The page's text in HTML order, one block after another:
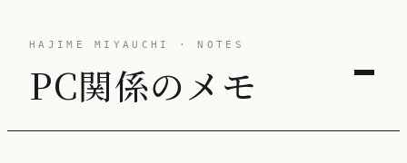
HAJIME MIYAUCHI · NOTES
PC関係のメモ